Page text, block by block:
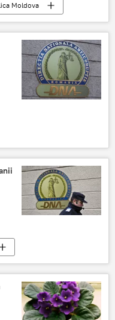
Moldova
DIICOT